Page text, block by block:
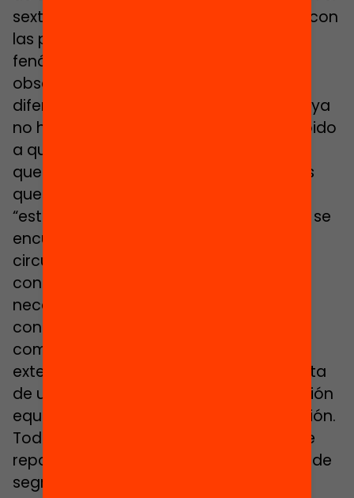
sexto lugar de la clasificación europea con
las puntuaciones más altas de este
fenómeno. En los últimos años se ha
observado un incremento de las
diferencias entre escuelas públicas ―y ya
no hablemos de las concertadas― debido
a que algunos centros escolares han
quedado, según explican los profesores
que están sobre el terreno,
“estigmatizados” por el barrio en el que se
encuentran, por los falsos rumores que
circulan entre los vecinos y/o por una
concentración de alumnado con
necesidades educativas especiales o
condiciones socioeconómicas
complicadas. El problema se ha ido
extendiendo en los últimos años por falta
de una política decidida de escolarización
equilibrada por parte de la Administración.
Todas las escuelas consultadas en este
reportaje creen que cuando hablamos de
segregación los problemas